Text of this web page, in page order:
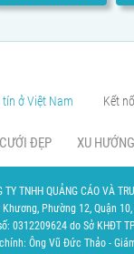
ở Việt Nam Kết
ĐẸP XU
TNHH QUẢNG CÁO VÀ
Phường 12, Quận 10,
0312209624 do Sở KHĐT
Ông Vũ Đức Thảo -